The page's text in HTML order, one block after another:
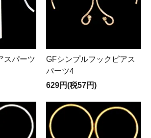
スパーツ
GFシンプルフックピアス
パーツ4
629円(税57円)